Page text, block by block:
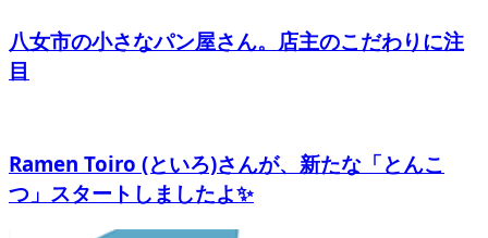
八女市の小さなパン屋さん。店主のこだわりに注
目
Ramen Toiro (といろ)さんが、新たな「とんこ
つ」スタートしましたよ✨